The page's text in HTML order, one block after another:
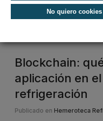
No quiero
Frío industrial
Blockchain:
aplicación en
refrigeración
Publicado en Hemeroteca